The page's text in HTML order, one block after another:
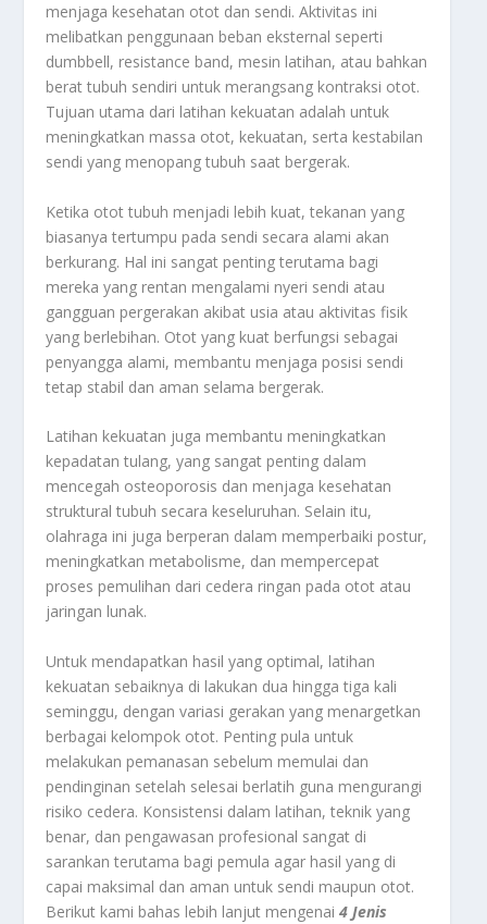
menjaga kesehatan otot dan sendi. Aktivitas ini
melibatkan penggunaan beban eksternal seperti
dumbbell, resistance band, mesin latihan, atau bahkan
berat tubuh sendiri untuk merangsang kontraksi otot.
Tujuan utama dari latihan kekuatan adalah untuk
meningkatkan massa otot, kekuatan, serta kestabilan
sendi yang menopang tubuh saat bergerak.
Ketika otot tubuh menjadi lebih kuat, tekanan yang
biasanya tertumpu pada sendi secara alami akan
berkurang. Hal ini sangat penting terutama bagi
mereka yang rentan mengalami nyeri sendi atau
gangguan pergerakan akibat usia atau aktivitas fisik
yang berlebihan. Otot yang kuat berfungsi sebagai
penyangga alami, membantu menjaga posisi sendi
tetap stabil dan aman selama bergerak.
Latihan kekuatan juga membantu meningkatkan
kepadatan tulang, yang sangat penting dalam
mencegah osteoporosis dan menjaga kesehatan
struktural tubuh secara keseluruhan. Selain itu,
olahraga ini juga berperan dalam memperbaiki postur,
meningkatkan metabolisme, dan mempercepat
proses pemulihan dari cedera ringan pada otot atau
jaringan lunak.
Untuk mendapatkan hasil yang optimal, latihan
kekuatan sebaiknya di lakukan dua hingga tiga kali
seminggu, dengan variasi gerakan yang menargetkan
berbagai kelompok otot. Penting pula untuk
melakukan pemanasan sebelum memulai dan
pendinginan setelah selesai berlatih guna mengurangi
risiko cedera. Konsistensi dalam latihan, teknik yang
benar, dan pengawasan profesional sangat di
sarankan terutama bagi pemula agar hasil yang di
capai maksimal dan aman untuk sendi maupun otot.
Berikut kami bahas lebih lanjut mengenai4 Jenis